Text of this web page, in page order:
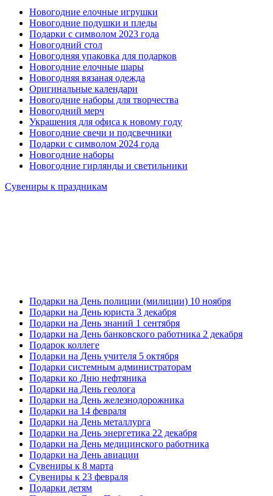
Новогодние елочные игрушки
Новогодние подушки и пледы
Подарки с символом 2023 года
Новогодний стол
Новогодняя упаковка для подарков
Новогодние елочные шары
Новогодняя вязаная одежда
Оригинальные календари
Новогодние наборы для творчества
Новогодний мерч
Украшения для офиса к новому году
Новогодние свечи и подсвечники
Подарки с символом 2024 года
Новогодние наборы
Новогодние гирлянды и светильники
Сувениры к праздникам
Подарки на День полиции (милиции) 10 ноября
Подарки на День юриста 3 декабря
Подарки на День знаний 1 сентября
Подарки на День банковского работника 2 декабря
Подарок коллеге
Подарки на День учителя 5 октября
Подарки системным администраторам
Подарки ко Дню нефтяника
Подарки на День геолога
Подарки на День железнодорожника
Подарки на 14 февраля
Подарки на День металлурга
Подарки на День энергетика 22 декабря
Подарки на День медицинского работника
Подарки на День авиации
Сувениры к 8 марта
Сувениры к 23 февраля
Подарки детям